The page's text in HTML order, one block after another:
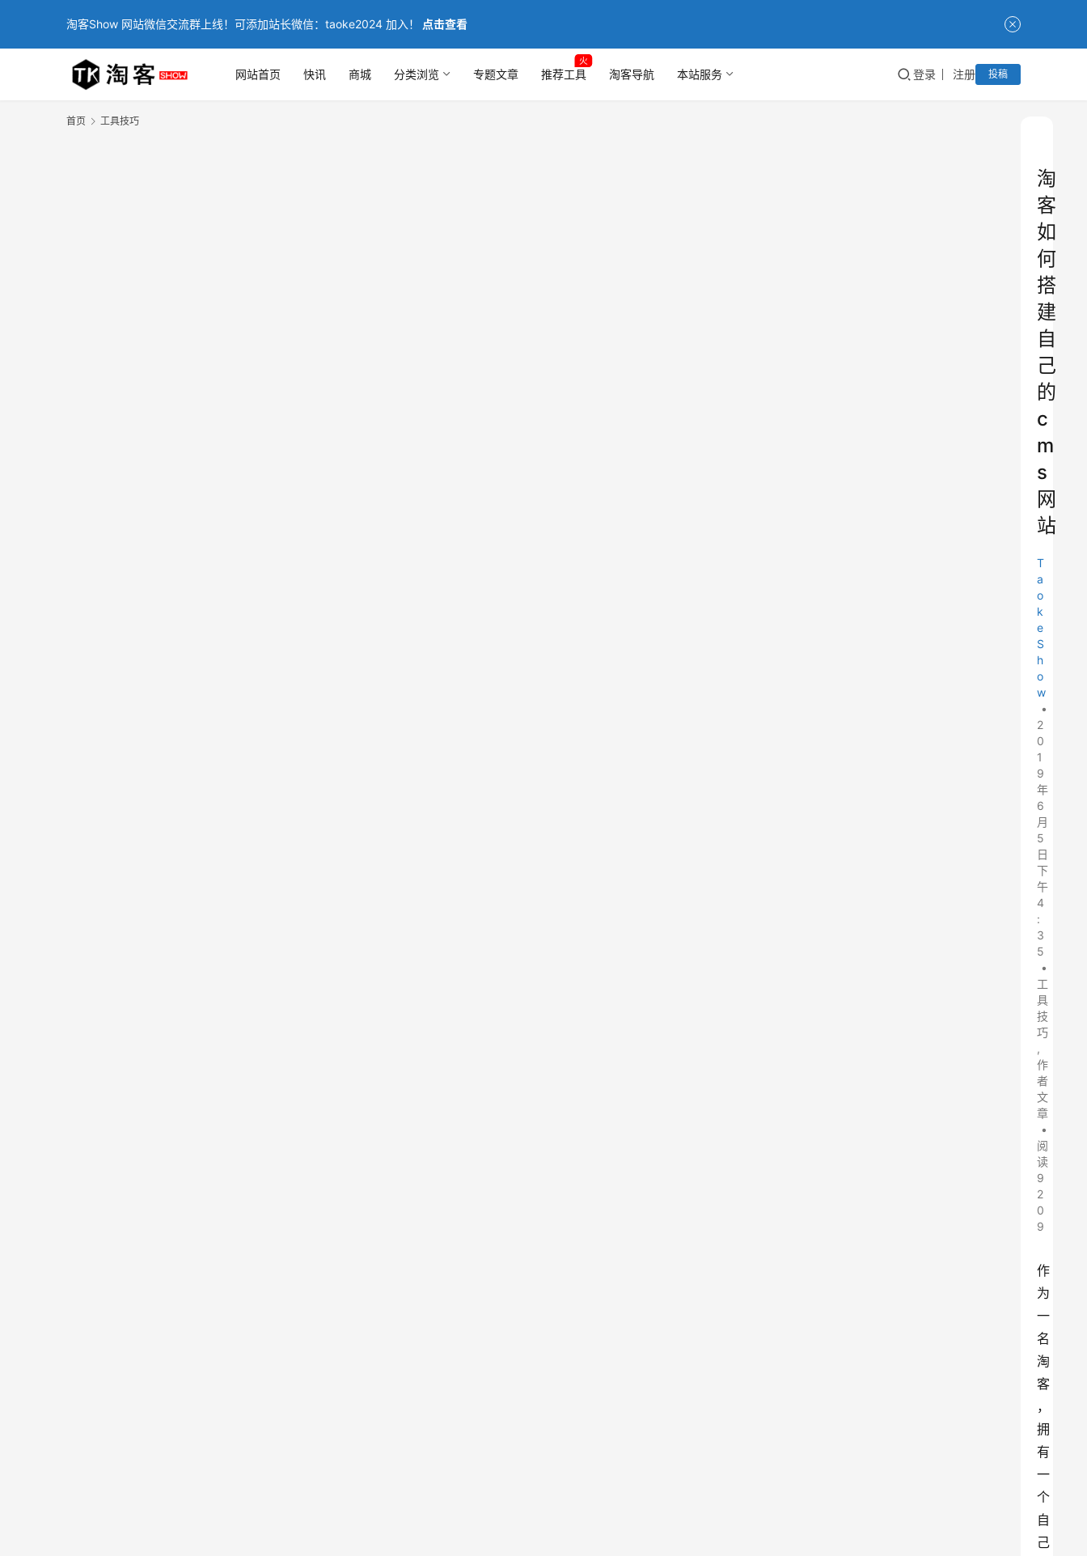
淘客Show 网站微信交流群上线！可添加站长微信：taoke2024 加入！ 点击查看
网站首页 快讯 商城 分类浏览 专题文章 推荐工具
火
淘客导航 本站服务 登录 注册 投稿
首页 工具技巧
淘
客
如
何
搭
建
自
己
的
c
m
s
网
站
T
a
o
k
e
S
h
o
w
•
2
0
1
9
年
6
月
5
日
下
午
4
:
3
5
•
工
具
技
巧
,
作
者
文
章
•
阅
读
9
2
0
9
作
为
一
名
淘
客
，
拥
有
一
个
自
己